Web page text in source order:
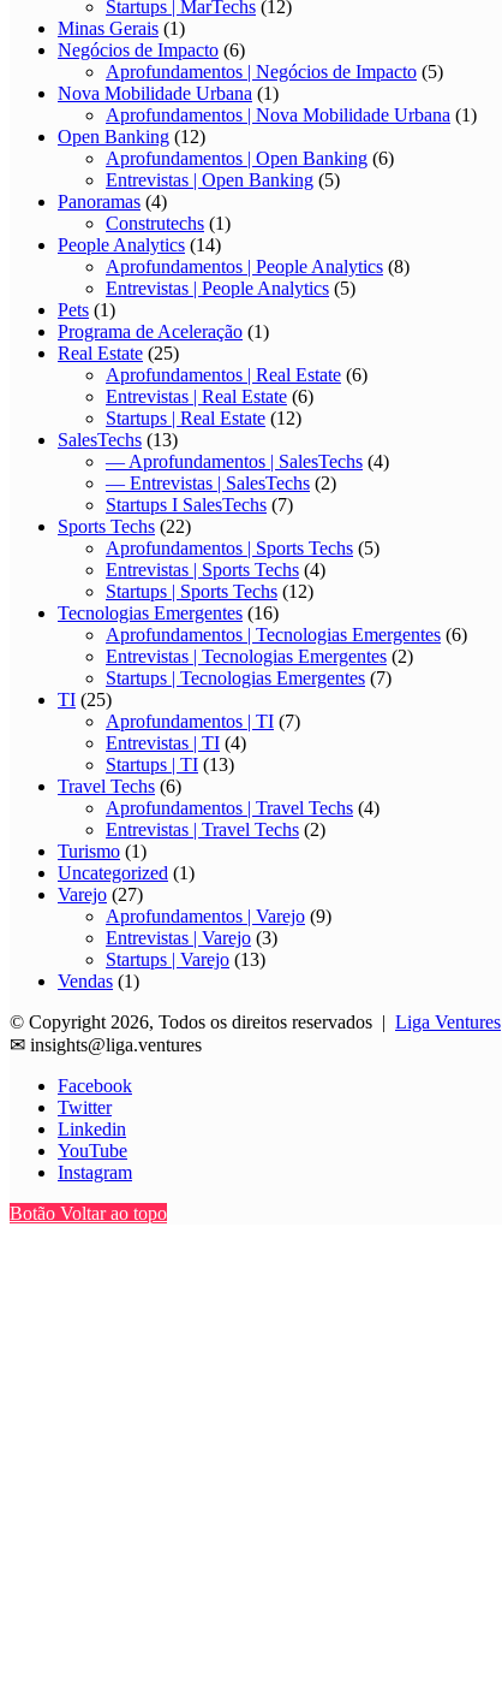
Startups | MarTechs (12)
Minas Gerais (1)
Negócios de Impacto (6)
Aprofundamentos | Negócios de Impacto (5)
Nova Mobilidade Urbana (1)
Aprofundamentos | Nova Mobilidade Urbana (1)
Open Banking (12)
Aprofundamentos | Open Banking (6)
Entrevistas | Open Banking (5)
Panoramas (4)
Construtechs (1)
People Analytics (14)
Aprofundamentos | People Analytics (8)
Entrevistas | People Analytics (5)
Pets (1)
Programa de Aceleração (1)
Real Estate (25)
Aprofundamentos | Real Estate (6)
Entrevistas | Real Estate (6)
Startups | Real Estate (12)
SalesTechs (13)
— Aprofundamentos | SalesTechs (4)
— Entrevistas | SalesTechs (2)
Startups I SalesTechs (7)
Sports Techs (22)
Aprofundamentos | Sports Techs (5)
Entrevistas | Sports Techs (4)
Startups | Sports Techs (12)
Tecnologias Emergentes (16)
Aprofundamentos | Tecnologias Emergentes (6)
Entrevistas | Tecnologias Emergentes (2)
Startups | Tecnologias Emergentes (7)
TI (25)
Aprofundamentos | TI (7)
Entrevistas | TI (4)
Startups | TI (13)
Travel Techs (6)
Aprofundamentos | Travel Techs (4)
Entrevistas | Travel Techs (2)
Turismo (1)
Uncategorized (1)
Varejo (27)
Aprofundamentos | Varejo (9)
Entrevistas | Varejo (3)
Startups | Varejo (13)
Vendas (1)
© Copyright 2026, Todos os direitos reservados | Liga Ventures
✉ insights@liga.ventures
Facebook
Twitter
Linkedin
YouTube
Instagram
Botão Voltar ao topo